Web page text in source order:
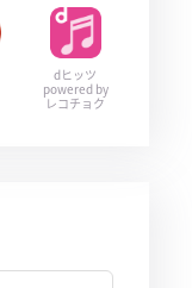
dヒッツ
powered by
レコチョク